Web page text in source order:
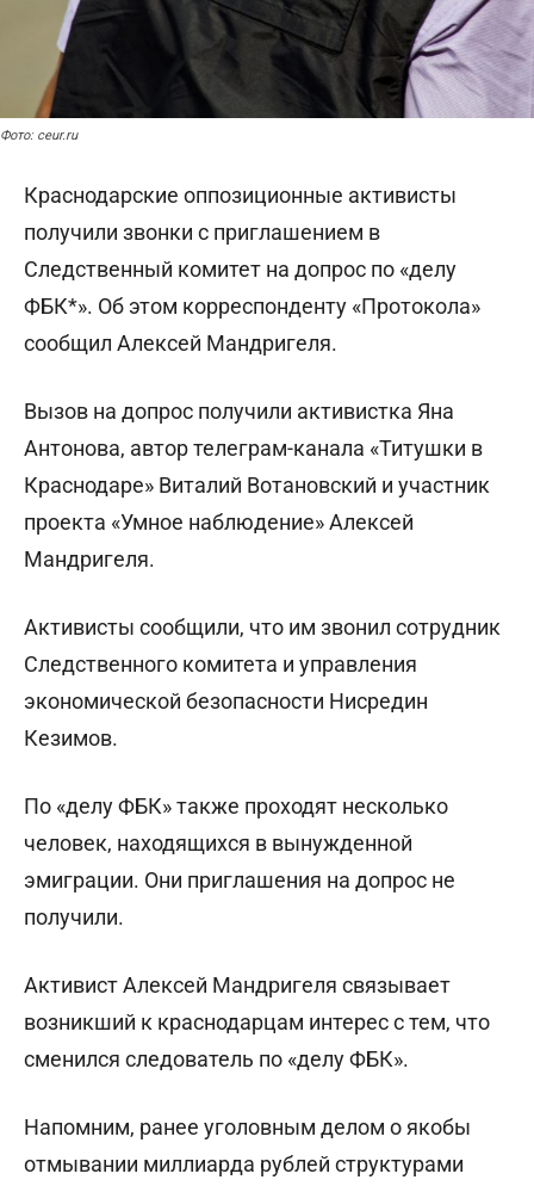
Фото: ceur.ru
Краснодарские оппозиционные активисты
получили звонки с приглашением в
Следственный комитет на допрос по «делу
ФБК*». Об этом корреспонденту «Протокола»
сообщил Алексей Мандригеля.
Вызов на допрос получили активистка Яна
Антонова, автор телеграм-канала «Титушки в
Краснодаре» Виталий Вотановский и участник
проекта «Умное наблюдение» Алексей
Мандригеля.
Активисты сообщили, что им звонил сотрудник
Следственного комитета и управления
экономической безопасности Нисредин
Кезимов.
По «делу ФБК» также проходят несколько
человек, находящихся в вынужденной
эмиграции. Они приглашения на допрос не
получили.
Активист Алексей Мандригеля связывает
возникший к краснодарцам интерес с тем, что
сменился следователь по «делу ФБК».
Напомним, ранее уголовным делом о якобы
отмывании миллиарда рублей структурами